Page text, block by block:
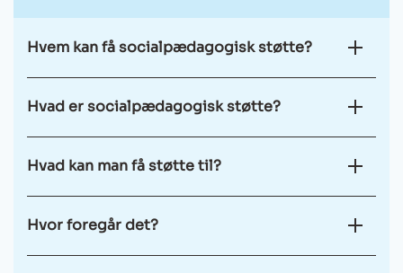
Hvem kan få socialpædagogisk støtte?
Hvad er socialpædagogisk støtte?
Hvad kan man få støtte til?
Hvor foregår det?